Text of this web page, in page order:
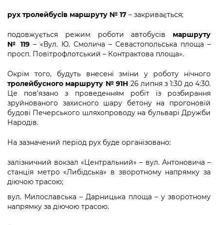
рух тролейбусів маршруту № 17 – закривається;
подовжується режим роботи автобусів маршруту
№ 119 – «Вул. Ю. Смолича – Севастопольська площа –
просп. Повітрофлотський – Контрактова площа».
Окрім того, будуть внесені зміни у роботу нічного
тролейбусного маршруту № 91Н 26 липня з 1:30 до 4:30.
Це пов’язано з проведенням робіт із розбирання
зруйнованого захисного шару бетону на прогоновій
будові Печерського шляхопроводу на бульварі Дружби
Народів.
На зазначений період рух буде організовано:
залізничний вокзал «Центральний» – вул. Антоновича –
станція метро «Либідська» в зворотному напрямку за
діючою трасою;
вул. Милославська – Дарницька площа – у зворотному
напрямку за діючою трасою.